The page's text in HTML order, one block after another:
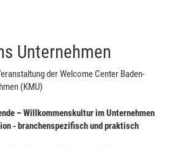
Unternehmen
der Welcome Center Baden-
(KMU)
– Willkommenskultur im Unternehmen
- branchenspezifisch und praktisch